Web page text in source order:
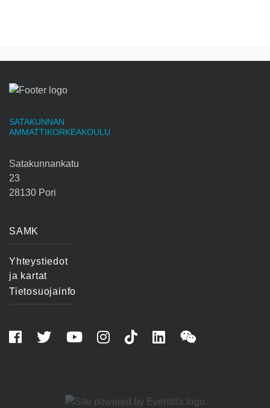
SATAKUNNAN
AMMATTIKORKEAKOULU
Satakunnankatu
23
28130 Pori
SAMK
Yhteystiedot
ja kartat
Tietosuojainfo